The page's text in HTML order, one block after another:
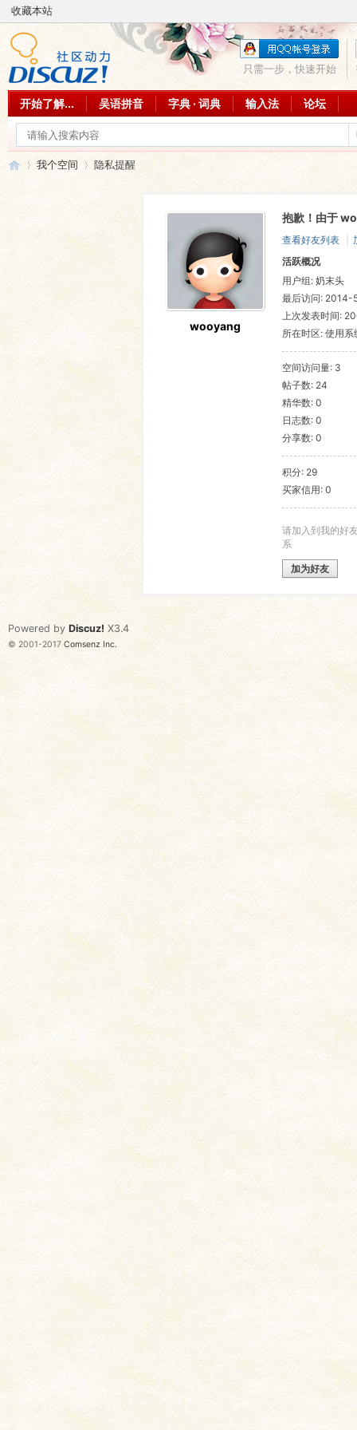
收藏本站
只需一步，快速开始
开始了解... 吴语拼音 字典 · 词典 输入法 论坛
吴
语
会
我个空间 隐私提醒
wooyang
抱歉！由于
查看好友列表
活跃概况
用户组: 奶末头
最后访问: 2014-
上次发表时间:
所在时区: 使用系
空间访问量: 3
帖子数: 24
精华数: 0
日志数: 0
分享数: 0
积分: 29
买家信用: 0
请加入到我的好
系
加为好友
Powered by Discuz! X3.4
© 2001-2017 Comsenz Inc.